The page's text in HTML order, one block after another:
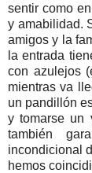
sentir como
y amabilidad.
amigos y la
la entrada
con azulejos
mientras va
un pandillón
y tomarse un
también
incondicional
hemos